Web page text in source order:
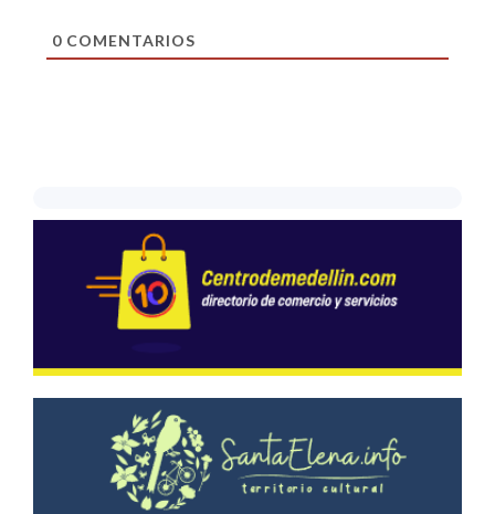
0COMENTARIOS